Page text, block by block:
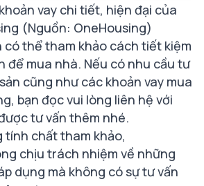
vay chi tiết, hiện đại của
(Nguồn: OneHousing)
có thể tham khảo cách tiết kiệm
để mua nhà. Nếu có nhu cầu tư
cũng như các khoản vay mua
bạn đọc vui lòng liên hệ với
tư vấn thêm nhé.
tính chất tham khảo,
chịu trách nhiệm về những
dụng mà không có sự tư vấn